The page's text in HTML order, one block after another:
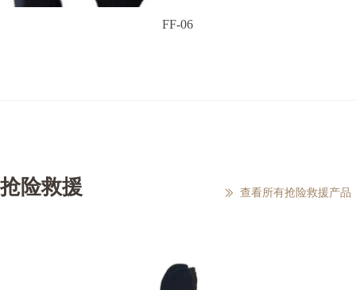
FF-06
抢险救援 ꅀ 查看所有抢险救援产品